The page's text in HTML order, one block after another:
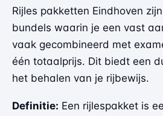
Rijles pakketten Eindhoven
bundels waarin je een vast
vaak gecombineerd met
één totaalprijs. Dit biedt een
het behalen van je rijbewijs.
Definitie: Een rijlespakket is